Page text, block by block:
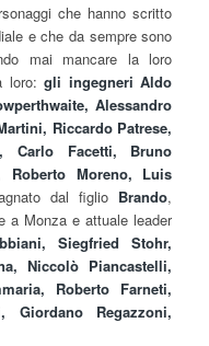
che hanno scritto
e che da sempre sono
mai mancare la loro
loro:gli ingegneri Aldo
Alessandro
Riccardo Patrese,
Carlo Facetti, Bruno
Roberto Moreno, Luis
dal figlio Brando,
a Monza e attuale leader
Siegfried Stohr,
Niccolò Piancastelli,
Roberto Farneti,
Giordano Regazzoni,